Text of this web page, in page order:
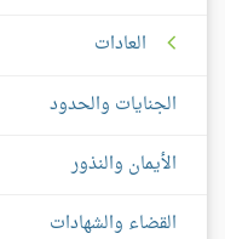
العادات
الجنايات والحدود
الأيمان والنذور
القضاء والشهادات